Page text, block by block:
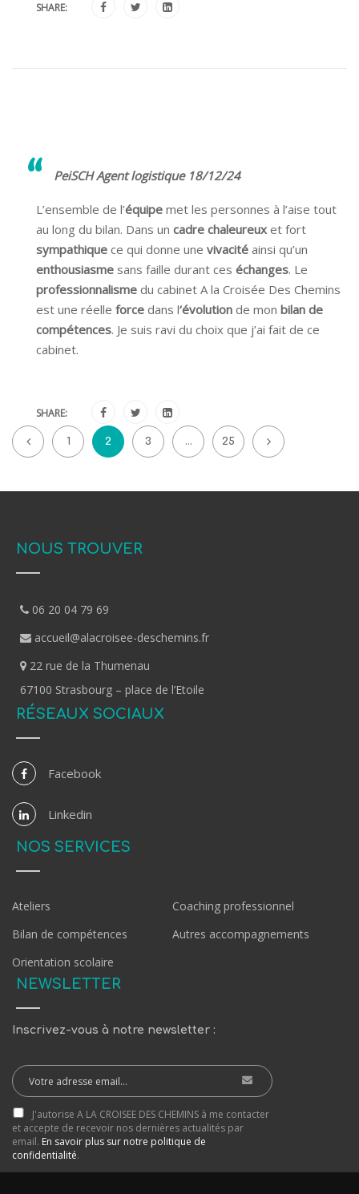
SHARE:
PeiSCH Agent logistique 18/12/24
L’ensemble de l’équipe met les personnes à l’aise tout
au long du bilan. Dans un cadre chaleureuxet fort
sympathique ce qui donne une vivacité ainsi qu’un
enthousiasme sans faille durant ces échanges. Le
professionnalisme du cabinet A la Croisée Des Chemins
est une réelle force dans l‘évolution de mon bilan de
compétences. Je suis ravi du choix que j’ai fait de ce
cabinet.
SHARE:
1 2 3 … 25
NOUS TROUVER
06 20 04 79 69
accueil@alacroisee-deschemins.fr
22 rue de la Thumenau
67100 Strasbourg – place de l’Etoile
RÉSEAUX SOCIAUX
Facebook
Linkedin
NOS SERVICES
Ateliers
Coaching professionnel
Bilan de compétences
Autres accompagnements
Orientation scolaire
NEWSLETTER
Inscrivez-vous à notre newsletter :
J'autorise A LA CROISEE DES CHEMINS à me contacter
et accepte de recevoir nos dernières actualités par
email. En savoir plus sur notre politique de
confidentialité.